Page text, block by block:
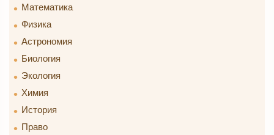
Математика
Физика
Астрономия
Биология
Экология
Химия
История
Право